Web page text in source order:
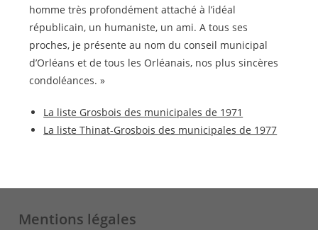
homme très profondément attaché à l’idéal
républicain, un humaniste, un ami. A tous ses
proches, je présente au nom du conseil municipal
d’Orléans et de tous les Orléanais, nos plus sincères
condoléances. »
La liste Grosbois des municipales de 1971
La liste Thinat-Grosbois des municipales de 1977
Mentions légales